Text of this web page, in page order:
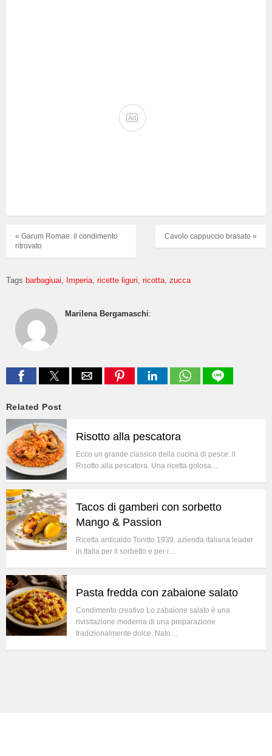
Ad
Cavolo cappuccio brasato »
« Garum Romae: il condimento
ritrovato
Tags barbagiuai Imperia ricette liguri ricotta zucca
Marilena Bergamaschi:
Related Post
Risotto alla pescatora
Ecco un grande classico della cucina di pesce: il
Risotto alla pescatora. Una ricetta golosa…
Tacos di gamberi con sorbetto
Mango & Passion
Ricetta anticaldo Tonitto 1939, azienda italiana leader
in Italia per il sorbetto e per i…
Pasta fredda con zabaione salato
Condimento creativo Lo zabaione salato è una
rivisitazione moderna di una preparazione
tradizionalmente dolce. Nato…